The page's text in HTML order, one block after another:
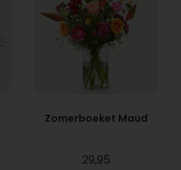
Zomerboeket Maud
29,95